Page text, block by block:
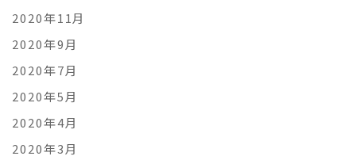
2020年11月
2020年9月
2020年7月
2020年5月
2020年4月
2020年3月